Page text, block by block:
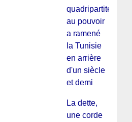
quadripartite
au pouvoir
a ramené
la Tunisie
en arrière
d'un siècle
et demi
La dette,
une corde